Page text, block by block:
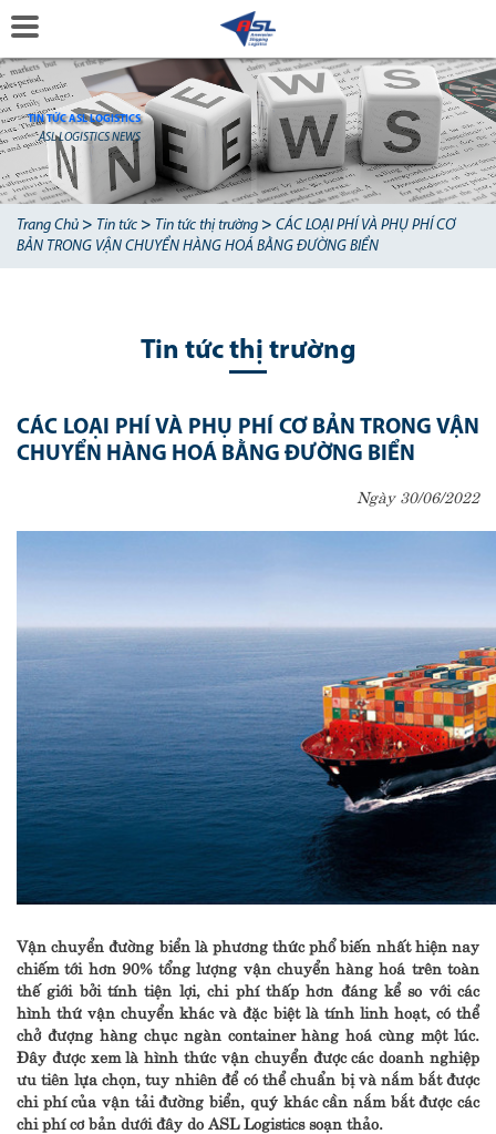
TIN TỨC ASL LOGISTICS
ASL LOGISTICS NEWS
Trang Chủ > Tin tức > Tin tức thị trường > CÁC LOẠI PHÍ VÀ PHỤ PHÍ CƠ
BẢN TRONG VẬN CHUYỂN HÀNG HOÁ BẰNG ĐƯỜNG BIỂN
Tin tức thị trường
CÁC LOẠI PHÍ VÀ PHỤ PHÍ CƠ BẢN TRONG VẬN
CHUYỂN HÀNG HOÁ BẰNG ĐƯỜNG BIỂN
Ngày 30/06/2022
Vận chuyển đường biển là phương thức phổ biến nhất hiện nay
chiếm tới hơn 90% tổng lượng vận chuyển hàng hoá trên toàn
thế giới bởi tính tiện lợi, chi phí thấp hơn đáng kể so với các
hình thứ vận chuyển khác và đặc biệt là tính linh hoạt, có thể
chở đượng hàng chục ngàn container hàng hoá cùng một lúc.
Đây được xem là hình thức vận chuyển được các doanh nghiệp
ưu tiên lựa chọn, tuy nhiên để có thể chuẩn bị và nắm bắt được
chi phí của vận tải đường biển, quý khác cần nắm bắt được các
chi phí cơ bản dưới đây do ASL Logistics soạn thảo.